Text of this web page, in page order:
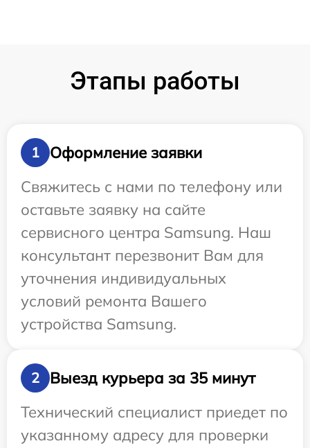
Этапы работы
1
Оформление заявки
Свяжитесь с нами по телефону или
оставьте заявку на сайте
сервисного центра Samsung. Наш
консультант перезвонит Вам для
уточнения индивидуальных
условий ремонта Вашего
устройства Samsung.
2
Выезд курьера за 35 минут
Технический специалист приедет по
указанному адресу для проверки